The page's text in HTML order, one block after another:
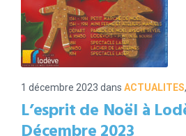
1 décembre 2023 dans ACTUALITES,
L’esprit de Noël à